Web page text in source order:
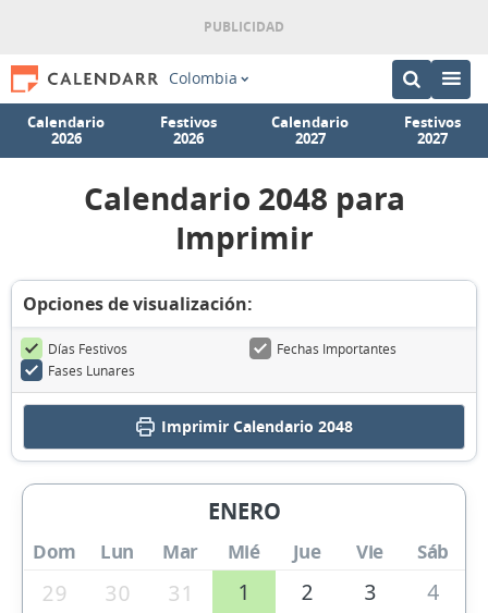
Colombia
Calendario
2026
Festivos
2026
Calendario
2027
Festivos
2027
Calendario 2048 para
Imprimir
Opciones de visualización:
Días Festivos
Fechas Importantes
Fases Lunares
ImprimirCalendario 2048
ENERO
Dom Lun Mar Mié Jue Vie Sáb
29 30 31 1 2 3
4